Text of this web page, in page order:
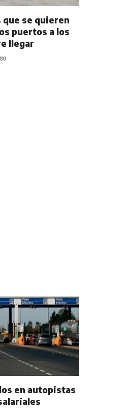
que se quieren
puertos a los
llegar
en autopistas